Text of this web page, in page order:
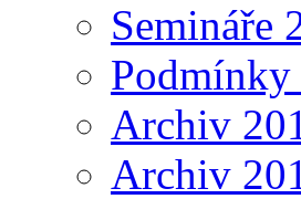
Semináře
Podmínky
Archiv
Archiv